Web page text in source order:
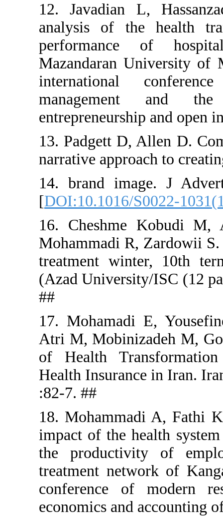
12.
analysis
13.
narrative
14. brand
[
16.
treatment
(Azad
17.
Atri M,
of Health
Health
18.
impact of
the
treatment
economics